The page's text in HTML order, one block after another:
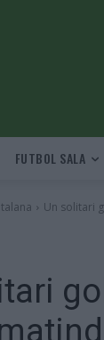
FUTBOL SALA
Un solitari